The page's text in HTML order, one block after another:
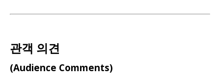
관객 의견
(Audience Comments)